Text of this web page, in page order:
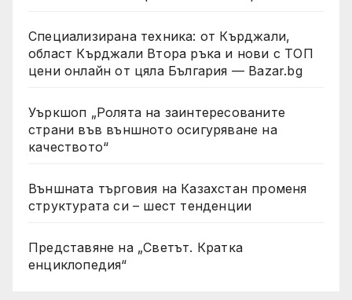
Специализирана техника: от Кърджали,
област Кърджали Втора ръка и нови с ТОП
цени онлайн от цяла България — Bazar.bg
Уъркшоп „Ролята на заинтересованите
страни във външното осигуряване на
качеството“
Външната търговия на Казахстан променя
структурата си – шест тенденции
Представяне на „Светът. Кратка
енциклопедия“